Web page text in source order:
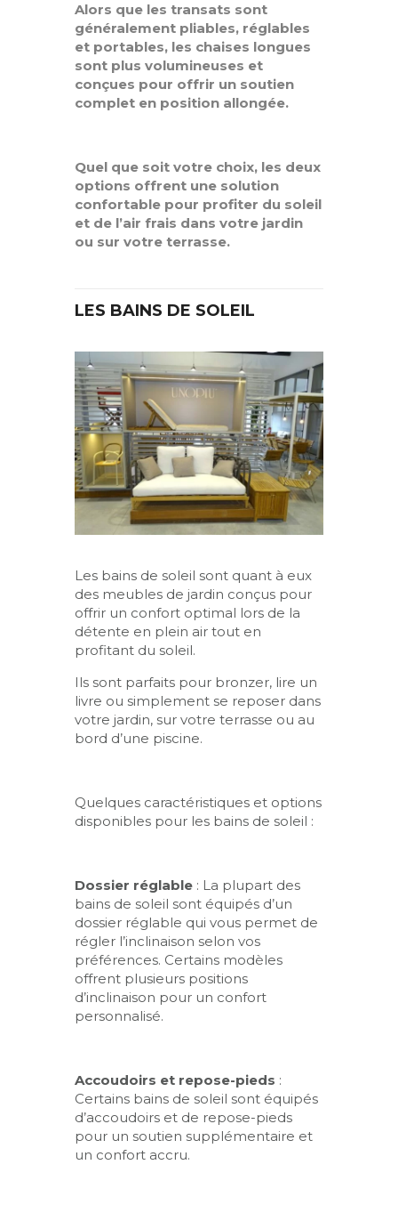
Alors que les transats sont
généralement pliables, réglables
et portables, les chaises longues
sont plus volumineuses et
conçues pour offrir un soutien
complet en position allongée.
Quel que soit votre choix, les deux
options offrent une solution
confortable pour profiter du soleil
et de l’air frais dans votre jardin
ou sur votre terrasse.
LES BAINS DE SOLEIL
Les bains de soleil sont quant à eux
des meubles de jardin conçus pour
offrir un confort optimal lors de la
détente en plein air tout en
profitant du soleil.
Ils sont parfaits pour bronzer, lire un
livre ou simplement se reposer dans
votre jardin, sur votre terrasse ou au
bord d’une piscine.
Quelques caractéristiques et options
disponibles pour les bains de soleil :
Dossier réglable : La plupart des
bains de soleil sont équipés d’un
dossier réglable qui vous permet de
régler l’inclinaison selon vos
préférences. Certains modèles
offrent plusieurs positions
d’inclinaison pour un confort
personnalisé.
Accoudoirs et repose-pieds :
Certains bains de soleil sont équipés
d’accoudoirs et de repose-pieds
pour un soutien supplémentaire et
un confort accru.